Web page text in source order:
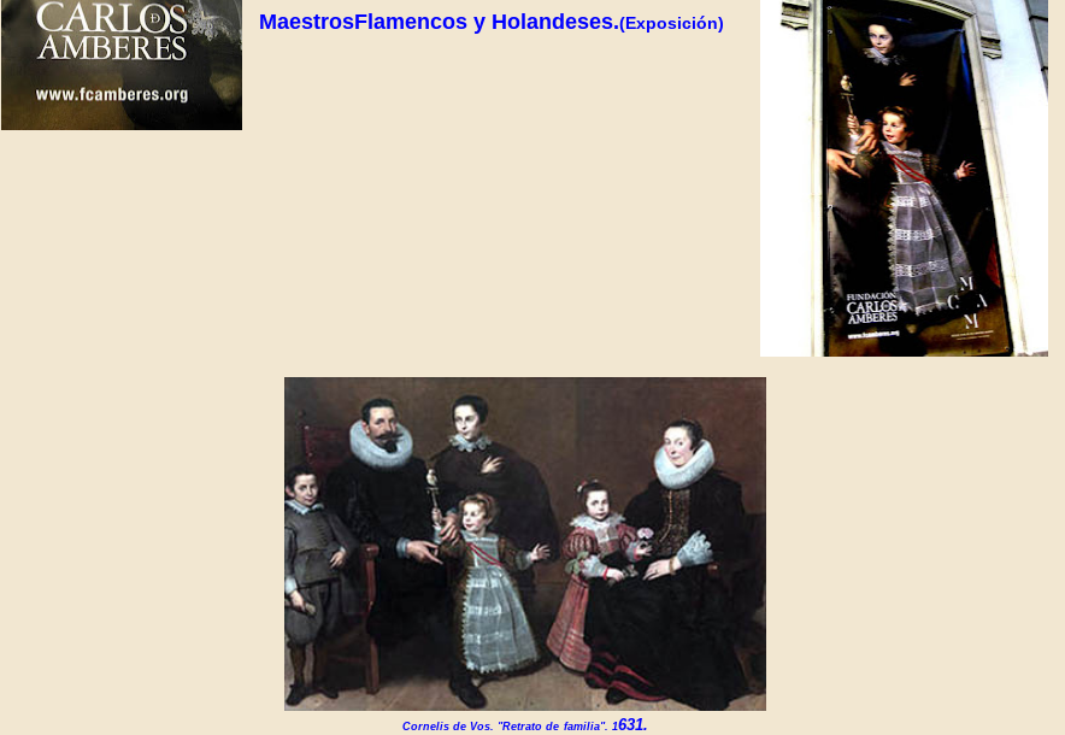
MaestrosFlamencos y Holandeses.(Exposición)
Cornelis de Vos. "Retrato de familia". 1631.